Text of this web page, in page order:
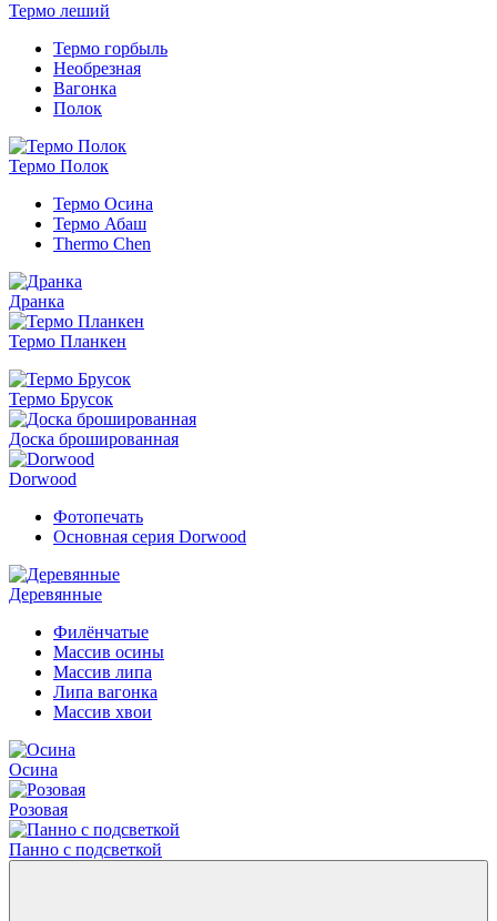
Термо леший
Термо горбыль
Необрезная
Вагонка
Полок
Термо Полок
Термо Осина
Термо Абаш
Thermo Chen
Дранка
Термо Планкен
Термо Брусок
Доска брошированная
Dorwood
Фотопечать
Основная серия Dorwood
Деревянные
Филёнчатые
Массив осины
Массив липа
Липа вагонка
Массив хвои
Осина
Розовая
Панно с подсветкой